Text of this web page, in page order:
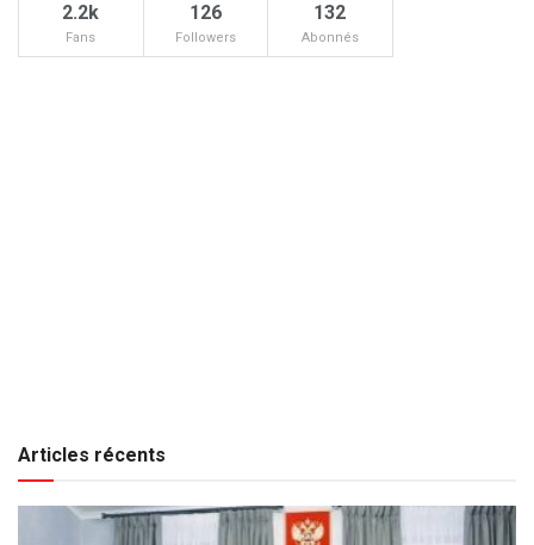
2.2k
Fans
126
Followers
132
Abonnés
Articles récents